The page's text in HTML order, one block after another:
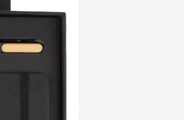
& Keuken categorie
& Veiligheid categorie
& Vrije tijd categorie